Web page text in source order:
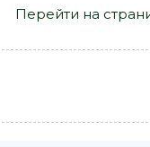
Перейти на